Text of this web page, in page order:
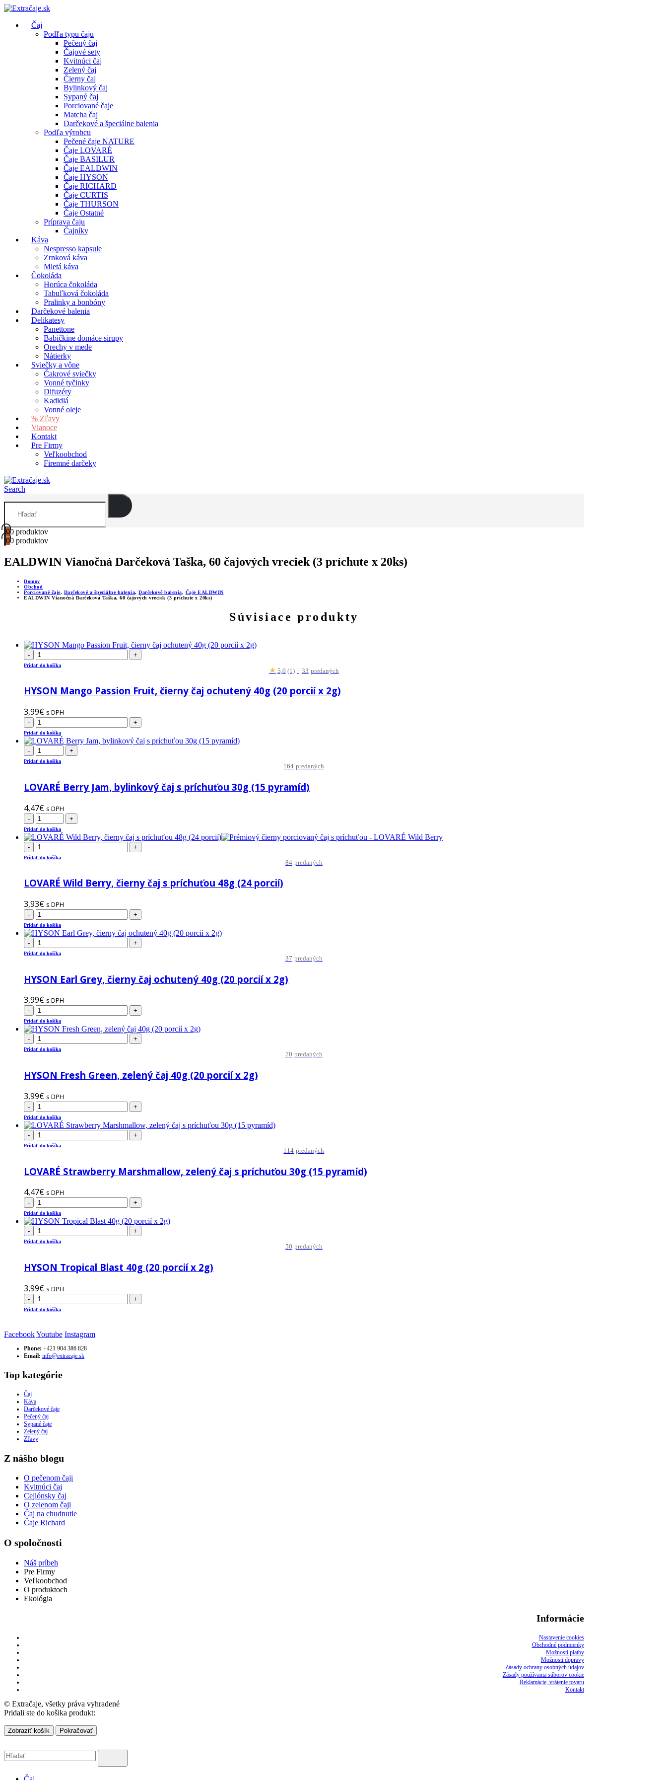
Čaj
Podľa typu čaju
Pečený čaj
Čajové sety
Kvitnúci čaj
Zelený čaj
Čierny čaj
Bylinkový čaj
Sypaný čaj
Porciované čaje
Matcha čaj
Darčekové a špeciálne balenia
Podľa výrobcu
Pečené čaje NATURE
Čaje LOVARÉ
Čaje BASILUR
Čaje EALDWIN
Čaje HYSON
Čaje RICHARD
Čaje CURTIS
Čaje THURSON
Čaje Ostatné
Príprava čaju
Čajníky
Káva
Nespresso kapsule
Zrnková káva
Mletá káva
Čokoláda
Horúca čokoláda
Tabuľková čokoláda
Pralinky a bonbóny
Darčekové balenia
Delikatesy
Panettone
Babičkine domáce sirupy
Orechy v mede
Nátierky
Sviečky a vône
Čakrové sviečky
Vonné tyčinky
Difuzéry
Kadidlá
Vonné oleje
% Zľavy
Vianoce
Kontakt
Pre Firmy
Veľkoobchod
Firemné darčeky
Search
00 produktov
00 produktov
EALDWIN Vianočná Darčeková Taška, 60 čajových vreciek (3 príchute x 20ks)
Domov
Obchod
Porciované čaje, Darčekové a špeciálne balenia, Darčekové balenia, Čaje EALDWIN
EALDWIN Vianočná Darčeková Taška, 60 čajových vreciek (3 príchute x 20ks)
Súvisiace produkty
- +
Pridať do košíka
★ 5,0 (1) · 33 predaných
HYSON Mango Passion Fruit, čierny čaj ochutený 40g (20 porcií x 2g)
3,99€ s DPH
- +
Pridať do košíka
- +
Pridať do košíka
164 predaných
LOVARÉ Berry Jam, bylinkový čaj s príchuťou 30g (15 pyramíd)
4,47€ s DPH
- +
Pridať do košíka
- +
Pridať do košíka
84 predaných
LOVARÉ Wild Berry, čierny čaj s príchuťou 48g (24 porcií)
3,93€ s DPH
- +
Pridať do košíka
- +
Pridať do košíka
37 predaných
HYSON Earl Grey, čierny čaj ochutený 40g (20 porcií x 2g)
3,99€ s DPH
- +
Pridať do košíka
- +
Pridať do košíka
70 predaných
HYSON Fresh Green, zelený čaj 40g (20 porcií x 2g)
3,99€ s DPH
- +
Pridať do košíka
- +
Pridať do košíka
114 predaných
LOVARÉ Strawberry Marshmallow, zelený čaj s príchuťou 30g (15 pyramíd)
4,47€ s DPH
- +
Pridať do košíka
- +
Pridať do košíka
50 predaných
HYSON Tropical Blast 40g (20 porcií x 2g)
3,99€ s DPH
- +
Pridať do košíka
FacebookYoutube Instagram
Phone: +421 904 386 828
Email: info@extracaje.sk
Top kategórie
Čaj
Káva
Darčekové čaje
Pečený čaj
Sypané čaje
Zelený čaj
Zľavy
Z nášho blogu
O pečenom čaji
Kvitnúci čaj
Cejlónsky čaj
O zelenom čaji
Čaj na chudnutie
Čaje Richard
O spoločnosti
Náš príbeh
Pre Firmy
Veľkoobchod
O produktoch
Ekológia
Informácie
Nastavenie cookies
Obchodné podmienky
Možnosti platby
Možnosti dopravy
Zásady ochrany osobných údajov
Zásady používania súborov cookie
Reklamácie, vrátenie tovaru
Kontakt
© Extračaje, všetky práva vyhradené
Pridali ste do košika produkt:
Zobraziť košík Pokračovať